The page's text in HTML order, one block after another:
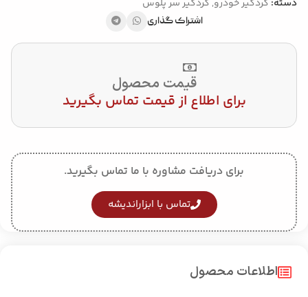
دسته: گردگیر خودرو, گردگیر سر پلوس
اشتراک گذاری
قیمت محصول
برای اطلاع از قیمت تماس بگیرید
برای دریافت مشاوره با ما تماس بگیرید.
تماس با ابزاراندیشه
اطلاعات محصول